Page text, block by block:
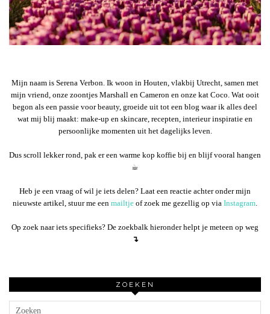
Mijn naam is Serena Verbon. Ik woon in Houten, vlakbij Utrecht, samen met
mijn vriend, onze zoontjes Marshall en Cameron en onze kat Coco. Wat ooit
begon als een passie voor beauty, groeide uit tot een blog waar ik alles deel
wat mij blij maakt: make-up en skincare, recepten, interieur inspiratie en
persoonlijke momenten uit het dagelijks leven.
Dus scroll lekker rond, pak er een warme kop koffie bij en blijf vooral hangen
☕︎
Heb je een vraag of wil je iets delen? Laat een reactie achter onder mijn
nieuwste artikel, stuur me een mailtje of zoek me gezellig op via Instagram
Op zoek naar iets specifieks? De zoekbalk hieronder helpt je meteen op weg
↴
ZOEKEN